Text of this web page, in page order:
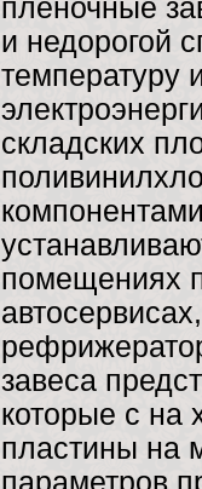
пленочные
и недорогой
температуру
складских
помещениях
завеса
которые с на
пластины на
параметров